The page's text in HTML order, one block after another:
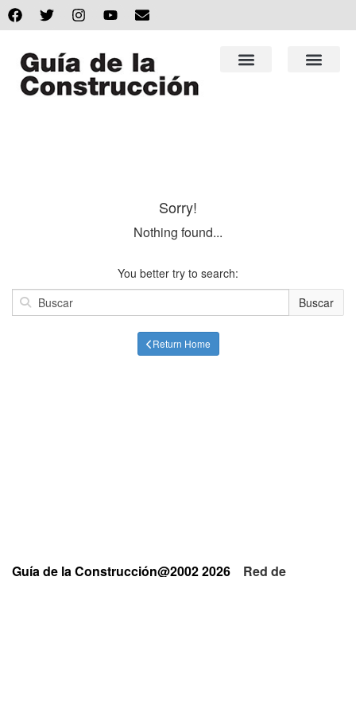
Sorry!
Nothing found...
You better try to search:
Buscar
Return Home
Guía de la Construcción@2002 2026 Red de